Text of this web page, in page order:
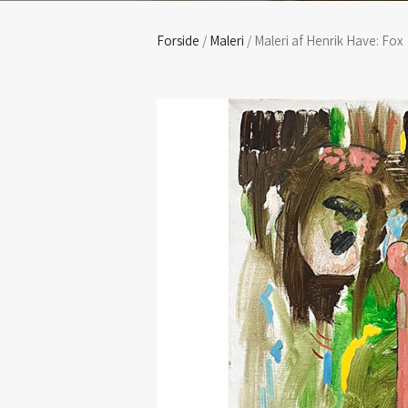
Forside / Maleri / Maleri af Henrik Have: Fox